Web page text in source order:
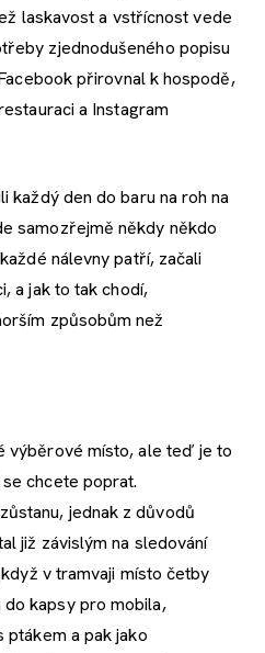
laskavost a vstřícnost vede
zjednodušeného popisu
přirovnal k hospodě,
a Instagram
každý den do baru na roh na
samozřejmě někdy někdo
nálevny patří, začali
a jak to tak chodí,
způsobům než
výběrové místo, ale teď je to
chcete poprat.
jednak z důvodů
již závislým na sledování
v tramvaji místo četby
kapsy pro mobila,
ptákem a pak jako